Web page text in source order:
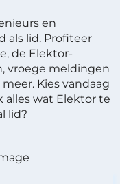
en
als lid. Profiteer
de Elektor-
vroege meldingen
Kies vandaag
alles wat Elektor te
lid?